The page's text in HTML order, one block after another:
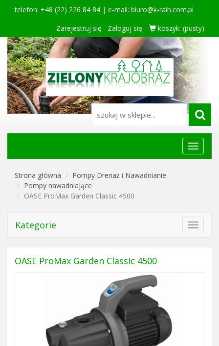
telefon: +48 (22) 226 84 84 | e-mail: biuro@k-rain.com.pl
Zarejestruj się
Zaloguj się koszyk: (pusty)
Menu
główne
Strona główna
Pompy Drenaż i Nawadnianie
Pompy nawadniające
OASE ProMax Garden Classic 4500
Kategorie
Toggle
OASE ProMax Garden Classic 4500